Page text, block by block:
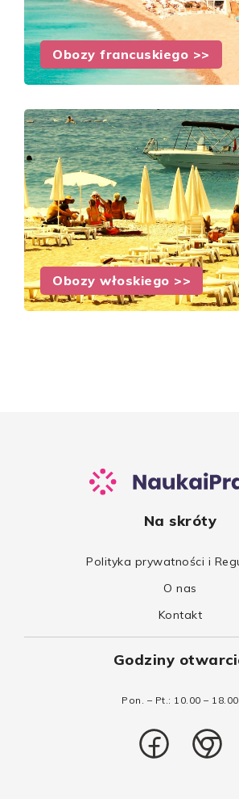
Obozy francuskiego >>
Obozy włoskiego >>
Na skróty
Polityka prywatności i
O nas
Kontakt
Godziny
Pon. – Pt.: 10.00 – 18.00